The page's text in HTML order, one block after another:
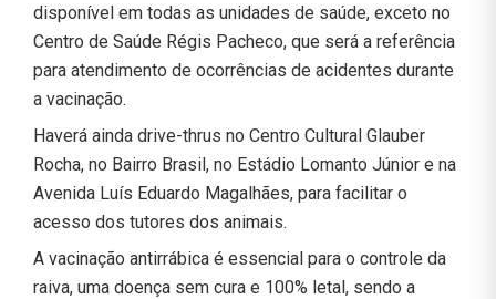
disponível em todas as unidades de saúde, exceto no
Centro de Saúde Régis Pacheco, que será a referência
para atendimento de ocorrências de acidentes durante
a vacinação.
Haverá ainda drive-thrus no Centro Cultural Glauber
Rocha, no Bairro Brasil, no Estádio Lomanto Júnior e na
Avenida Luís Eduardo Magalhães, para facilitar o
acesso dos tutores dos animais.
A vacinação antirrábica é essencial para o controle da
raiva, uma doença sem cura e 100% letal, sendo a